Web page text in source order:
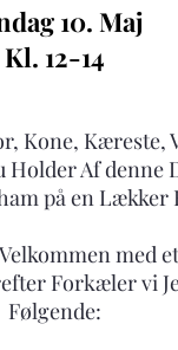
10. Maj
Kl. 12-14
Kone, Kæreste,
Holder Af denne
på en Lækker
med
Forkæler vi
Følgende: